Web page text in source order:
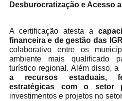
Desburocratização e Acesso
A certificação atesta a
financeira e de gestão das
colaborativo entre os
ambiente mais qualificado
turístico regional. Além disso,
a recursos estaduais,
estratégicas com o setor
investimentos e projetos no